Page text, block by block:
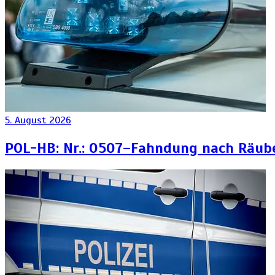
5. August 2026
POL-HB: Nr.: 0507–Fahndung nach